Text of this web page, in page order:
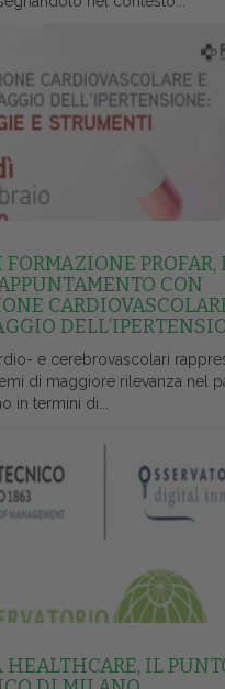
PROFAR,
CON
e cerebrovascolari
di maggiore rilevanza nel
in termini di...
HEALTHCARE, IL